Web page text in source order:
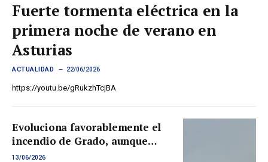
Fuerte tormenta eléctrica en la
primera noche de verano en
Asturias
ACTUALIDAD 22/06/2026
https://youtu.be/gRukzhTcjBA
Evoluciona favorablemente el
incendio de Grado, aunque
persiste el riesgo sobre la
13/06/2026